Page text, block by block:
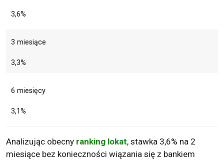
3,6%
3 miesiące
3,3%
6 miesięcy
3,1%
Analizując obecny ranking lokat, stawka 3,6% na 2
miesiące bez konieczności wiązania się z bankiem